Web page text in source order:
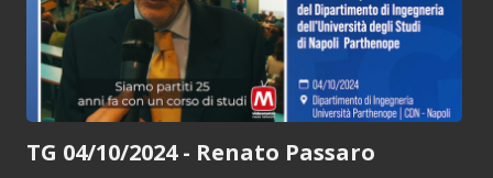
TG 04/10/2024 - Renato Passaro